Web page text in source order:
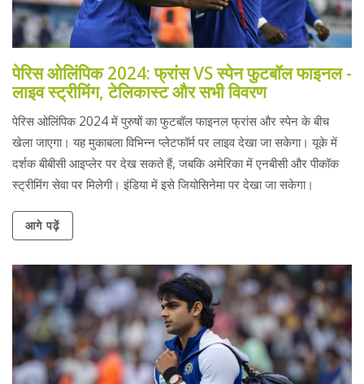
पेरिस ओलिंपिक 2024: फ्रांस VS स्पेन फुटबॉल फाइनल -
लाइव स्ट्रीमिंग, टेलिकास्ट और सभी विवरण
पेरिस ओलिंपिक 2024 में पुरुषों का फुटबॉल फाइनल फ्रांस और स्पेन के बीच
खेला जाएगा। यह मुकाबला विभिन्न प्लेटफॉर्म पर लाइव देखा जा सकेगा। यूके में
दर्शक बीबीसी आइप्लेर पर देख सकते हैं, जबकि अमेरिका में एनबीसी और पीकॉक
स्ट्रीमिंग सेवा पर मिलेगी। इंडिया में इसे जियोसिनेमा पर देखा जा सकेगा।
आगे पढ़ें